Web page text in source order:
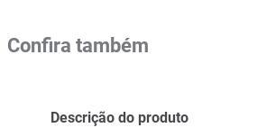
Confira também
Descrição do produto